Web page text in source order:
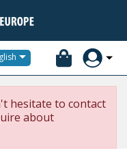

hesitate to contact
about